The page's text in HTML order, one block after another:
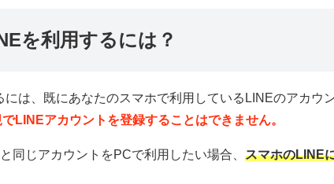
を利用するには？
は、既にあなたのスマホで利用しているLINEのアカウ
LINEアカウントを登録することはできません。
同じアカウントをPCで利用したい場合、 スマホのLINE